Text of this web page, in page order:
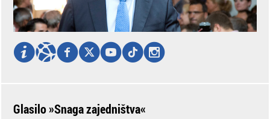
Glasilo »Snaga zajedništva«